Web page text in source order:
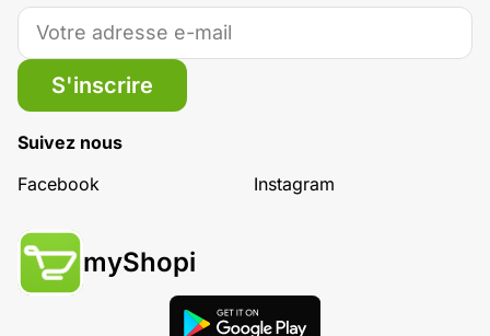
S'inscrire
Suivez nous
Facebook
Instagram
myShopi